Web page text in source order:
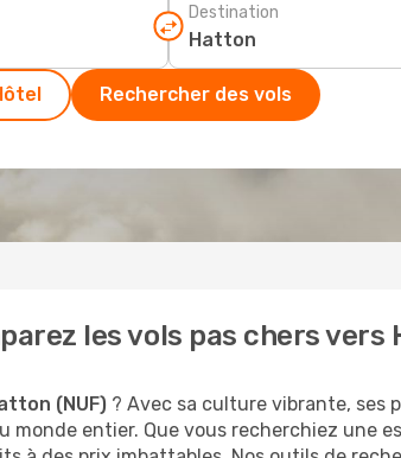
Destination
Rechercher des vols
les vols pas chers vers
(NUF) ? Avec sa culture vibrante, ses
monde entier. Que vous recherchiez une